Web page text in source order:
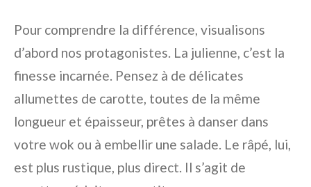
Pour comprendre la différence, visualisons
d’abord nos protagonistes. La julienne, c’est la
finesse incarnée. Pensez à de délicates
allumettes de carotte, toutes de la même
longueur et épaisseur, prêtes à danser dans
votre wok ou à embellir une salade. Le râpé, lui,
est plus rustique, plus direct. Il s’agit de